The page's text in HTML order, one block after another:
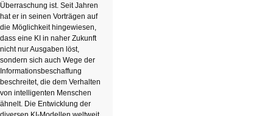
Überraschung ist. Seit Jahren
hat er in seinen Vorträgen auf
die Möglichkeit hingewiesen,
dass eine KI in naher Zukunft
nicht nur Ausgaben löst,
sondern sich auch Wege der
Informationsbeschaffung
beschreitet, die dem Verhalten
von intelligenten Menschen
ähnelt. Die Entwicklung der